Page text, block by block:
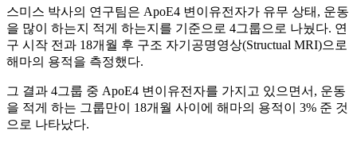
스미스 박사의 연구팀은 ApoE4 변이유전자가 유무 상태, 운동
을 많이 하는지 적게 하는지를 기준으로 4그룹으로 나눴다. 연
구 시작 전과 18개월 후 구조 자기공명영상(Structual MRI)으로
해마의 용적을 측정했다.
그 결과 4그룹 중 ApoE4 변이유전자를 가지고 있으면서, 운동
을 적게 하는 그룹만이 18개월 사이에 해마의 용적이 3% 준 것
으로 나타났다.